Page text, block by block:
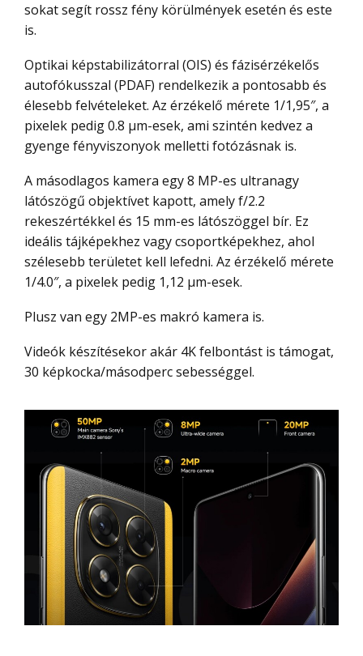
sokat segít rossz fény körülmények esetén és este
is.
Optikai képstabilizátorral (OIS) és fázisérzékelős
autofókusszal (PDAF) rendelkezik a pontosabb és
élesebb felvételeket. Az érzékelő mérete 1/1,95″, a
pixelek pedig 0.8 µm-esek, ami szintén kedvez a
gyenge fényviszonyok melletti fotózásnak is.
A másodlagos kamera egy 8 MP-es ultranagy
látószögű objektívet kapott, amely f/2.2
rekeszértékkel és 15 mm-es látószöggel bír. Ez
ideális tájképekhez vagy csoportképekhez, ahol
szélesebb területet kell lefedni. Az érzékelő mérete
1/4.0″, a pixelek pedig 1,12 µm-esek.
Plusz van egy 2MP-es makró kamera is.
Videók készítésekor akár 4K felbontást is támogat,
30 képkocka/másodperc sebességgel.